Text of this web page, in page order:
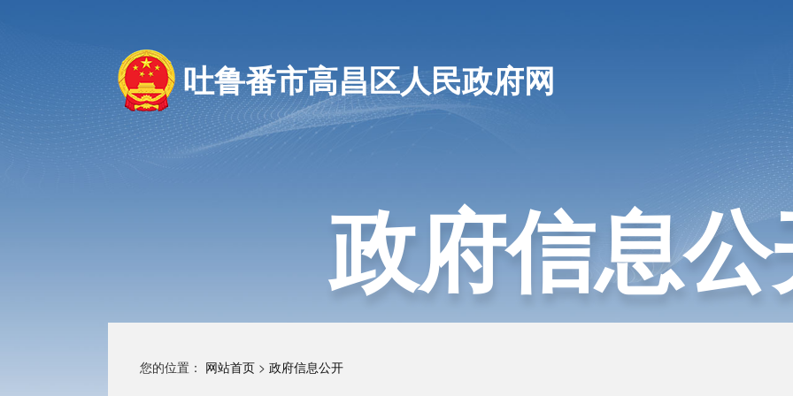
吐鲁番市高昌区人民政府网
政府信息
您的位置： 网站首页 > 政府信息公开